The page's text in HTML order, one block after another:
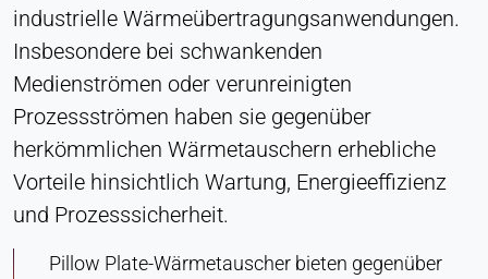
industrielle Wärmeübertragungsanwendungen.
Insbesondere bei schwankenden
Medienströmen oder verunreinigten
Prozessströmen haben sie gegenüber
herkömmlichen Wärmetauschern erhebliche
Vorteile hinsichtlich Wartung, Energieeffizienz
und Prozesssicherheit.
Pillow Plate-Wärmetauscher bieten gegenüber